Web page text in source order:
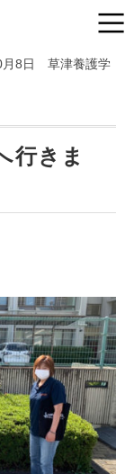
月8日 草津養護学
行きま